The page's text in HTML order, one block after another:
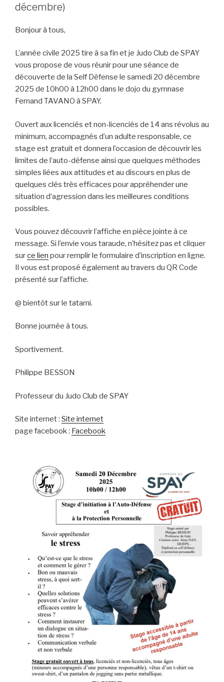
décembre)
Bonjour à tous,
L’année civile 2025 tire à sa fin et je Judo Club de SPAY
vous propose de vous réunir pour une séance de
découverte de la Self Défense le samedi 20 décembre
2025 de 10h00 à 12h00 dans le dojo du gymnase
Fernand TAVANO à SPAY.
Ouvert aux licenciés et non-licenciés de 14 ans révolus au
minimum, accompagnés d’un adulte responsable, ce
stage est gratuit et donnera l’occasion de découvrir les
limites de l’auto-défense ainsi que quelques méthodes
simples liées aux attitudes et au discours en plus de
quelques clés très efficaces pour appréhender une
situation d’agression dans les meilleures conditions
possibles.
Vous pouvez découvrir l’affiche en pièce jointe à ce
message. Si l’envie vous taraude, n’hésitez pas et cliquer
surce lien pour remplir le formulaire d’inscription en ligne.
Il vous est proposé également au travers du QR Code
présenté sur l’affiche.
@ bientôt sur le tatami.
Bonne journée à tous.
Sportivement.
Philippe BESSON
Professeur du Judo Club de SPAY
Site internet : Site internet
page facebook : Facebook